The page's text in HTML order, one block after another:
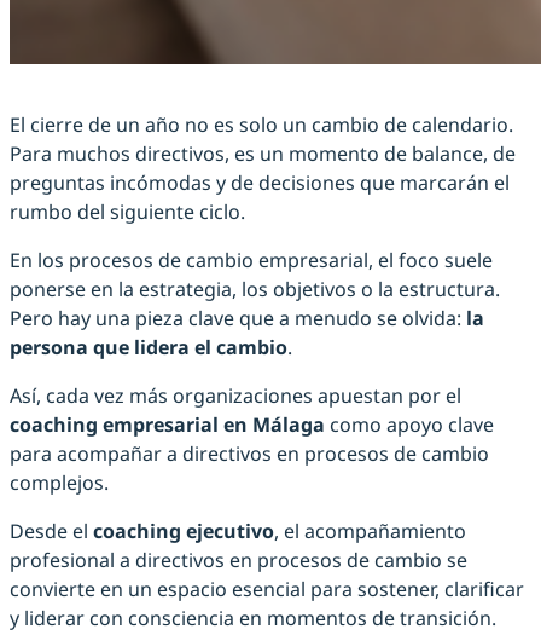
El cierre de un año no es solo un cambio de calendario.
Para muchos directivos, es un momento de balance, de
preguntas incómodas y de decisiones que marcarán el
rumbo del siguiente ciclo.
En los procesos de cambio empresarial, el foco suele
ponerse en la estrategia, los objetivos o la estructura.
Pero hay una pieza clave que a menudo se olvida: la
persona que lidera el cambio.
Así, cada vez más organizaciones apuestan por el
coaching empresarial en Málaga como apoyo clave
para acompañar a directivos en procesos de cambio
complejos.
Desde el coaching ejecutivo, el acompañamiento
profesional a directivos en procesos de cambio se
convierte en un espacio esencial para sostener, clarificar
y liderar con consciencia en momentos de transición.